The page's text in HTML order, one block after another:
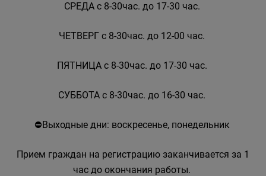
СРЕДА с 8-30час. до 17-30 час.
ЧЕТВЕРГ с 8-30час. до 12-00 час.
ПЯТНИЦА с 8-30час. до 17-30 час.
СУББОТА с 8-30час. до 16-30 час.
⛔Выходные дни: воскресенье, понедельник
Прием граждан на регистрацию заканчивается за 1
час до окончания работы.